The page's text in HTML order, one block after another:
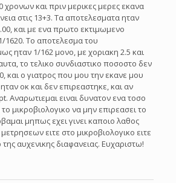
χρονων και πριν μερικες μερες εκανα
στις 13+3. Τα αποτελεσματα ηταν
και με ενα πρωτο εκτιμωμενο
1620. Το αποτελεσμα του
ηταν 1/162 μονο, με χοριακη 2.5 και
το τελικο συνδιαστικο ποσοστο δεν
και ο γιατρος που μου την εκανε μου
οκ και δεν επιρεαστηκε, και αν
Αναρωτιεμαι ειναι δυνατον ενα τοσο
μικροβιολογικο να μην επιρεασει το
μηπως εχει γινει καποιο λαθος
ειτε στο μικροβιολογικο ειτε
αυχενικης διαφανειας. Ευχαριστω!